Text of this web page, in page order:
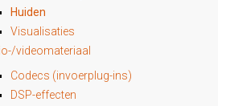
Huiden
Visualisaties
videomateriaal
Codecs (invoerplug-ins)
DSP-effecten